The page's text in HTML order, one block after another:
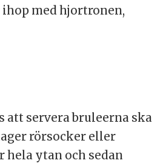
med hjortronen,
att servera bruleerna ska
rörsocker eller
hela ytan och sedan